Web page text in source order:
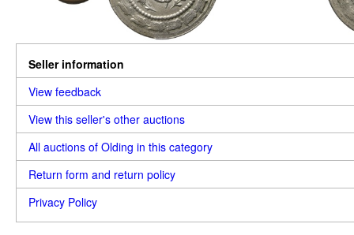
Seller information
View feedback
View this seller's other auctions
All auctions of Olding in this category
Return form and return policy
Privacy Policy